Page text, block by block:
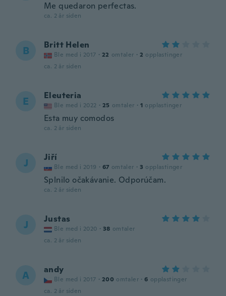
Me quedaron perfectas.
ca. 2 år siden
B Britt Helen
Ble med i 2017 · 22 omtaler · 2 opplastinger
ca. 2 år siden
E Eleuteria
Ble med i 2022 · 25 omtaler · 1 opplastinger
Esta muy comodos
ca. 2 år siden
J Jiří
Ble med i 2019 · 67 omtaler · 3 opplastinger
Splnilo očakávanie. Odporúčam.
ca. 2 år siden
J Justas
Ble med i 2020 · 38 omtaler
ca. 2 år siden
A andy
Ble med i 2017 · 200 omtaler · 6 opplastinger
ca. 2 år siden